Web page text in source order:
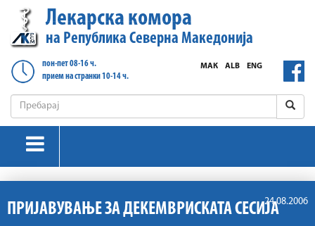
Лекарска комора
на Република Северна Македонија
пон-пет 08-16 ч.
прием на странки 10-14 ч.
ENG
ALB
МАК
24.08.2006
ПРИЈАВУВАЊЕ ЗА ДЕКЕМВРИСКАТА СЕСИЈА